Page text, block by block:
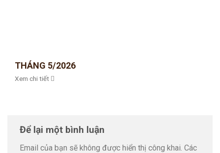
THÁNG 5/2026
Xem chi tiết
Để lại một bình luận
Email của bạn sẽ không được hiển thị công khai. Các